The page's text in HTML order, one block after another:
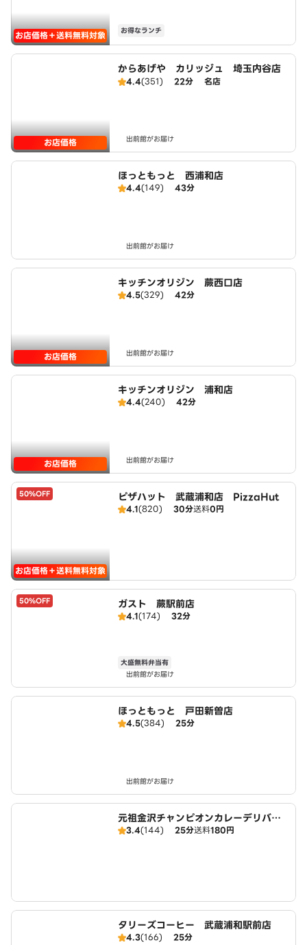
お店価格＋送料無料対象 お得なランチ
お店価格
からあげや カリッジュ 埼玉内谷店
4.4(351) 22分 名店
出前館がお届け
ほっともっと 西浦和店
4.4(149) 43分
出前館がお届け
お店価格
キッチンオリジン 蕨西口店
4.5(329) 42分
出前館がお届け
お店価格
キッチンオリジン 浦和店
4.4(240) 42分
出前館がお届け
50%OFF
お店価格＋送料無料対象
ピザハット 武蔵浦和店 PizzaHut
4.1(820) 30分送料0円
50%OFF ガスト 蕨駅前店
4.1(174) 32分
大盛無料弁当有
出前館がお届け
ほっともっと 戸田新曽店
4.5(384) 25分
出前館がお届け
元祖金沢チャンピオンカレーデリバリ
ー 南浦和店
3.4(144) 25分送料180円
タリーズコーヒー 武蔵浦和駅前店
4.3(166) 25分